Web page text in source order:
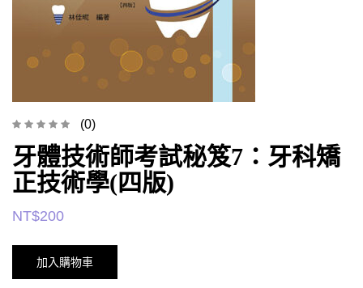
(0)
牙體技術師考試秘笈7：牙科矯
正技術學(四版)
NT$200
加入購物車